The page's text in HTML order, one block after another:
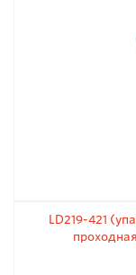
LD219-421
проходная